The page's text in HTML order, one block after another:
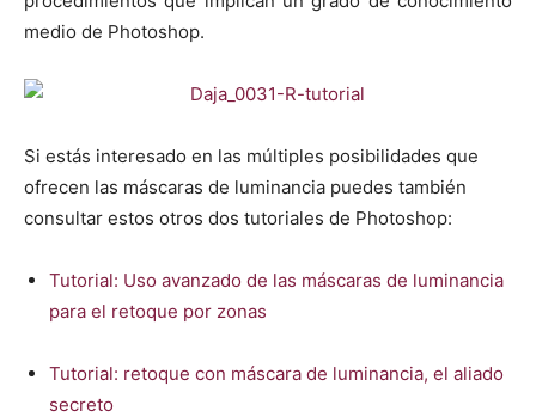
medio de Photoshop.
Si estás interesado en las múltiples posibilidades que
ofrecen las máscaras de luminancia puedes también
consultar estos otros dos tutoriales de Photoshop:
Tutorial: Uso avanzado de las máscaras de luminancia
para el retoque por zonas
Tutorial: retoque con máscara de luminancia, el aliado
secreto